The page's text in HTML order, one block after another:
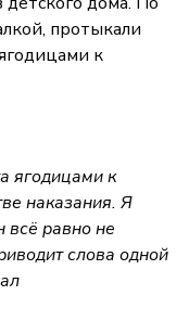
протыкали
к
ягодицами к
наказания. Я
всё равно не
слова одной